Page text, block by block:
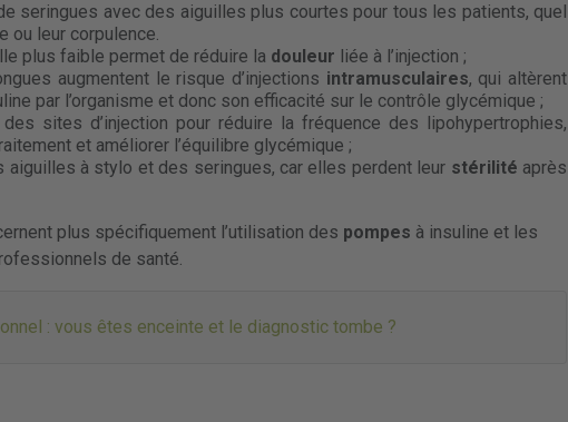
seringues avec des aiguilles plus courtes pour tous les patients, quel
ou leur corpulence.
plus faible permet de réduire la douleur liée à l’injection ;
augmentent le risque d’injections intramusculaires, qui altèrent
par l’organisme et donc son efficacité sur le contrôle glycémique ;
des sites d’injection pour réduire la fréquence des lipohypertrophies,
et améliorer l’équilibre glycémique ;
aiguilles à stylo et des seringues, car elles perdent leur stérilité après
plus spécifiquement l’utilisation des pompes à insuline et les
de santé.
: vous êtes enceinte et le diagnostic tombe ?